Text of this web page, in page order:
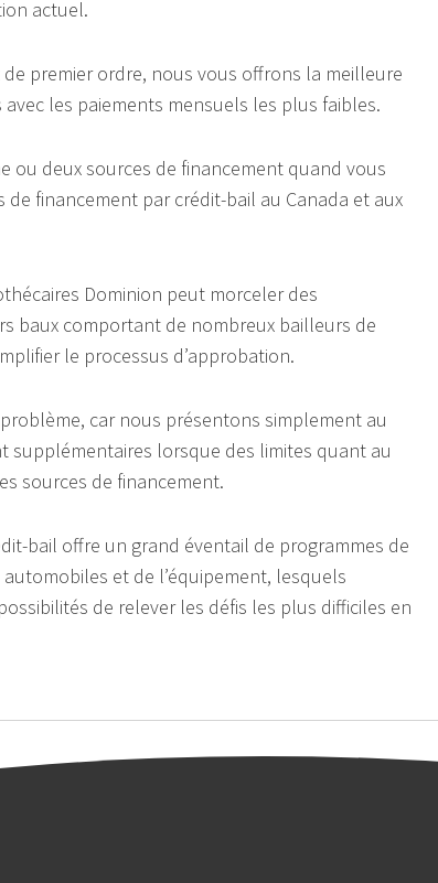
actuel.
premier ordre, nous vous offrons la meilleure
les paiements mensuels les plus faibles.
ou deux sources de financement quand vous
de financement par crédit-bail au Canada et aux
Dominion peut morceler des
baux comportant de nombreux bailleurs de
le processus d’approbation.
car nous présentons simplement au
supplémentaires lorsque des limites quant au
sources de financement.
bail offre un grand éventail de programmes de
et de l’équipement, lesquels
de relever les défis les plus difficiles en